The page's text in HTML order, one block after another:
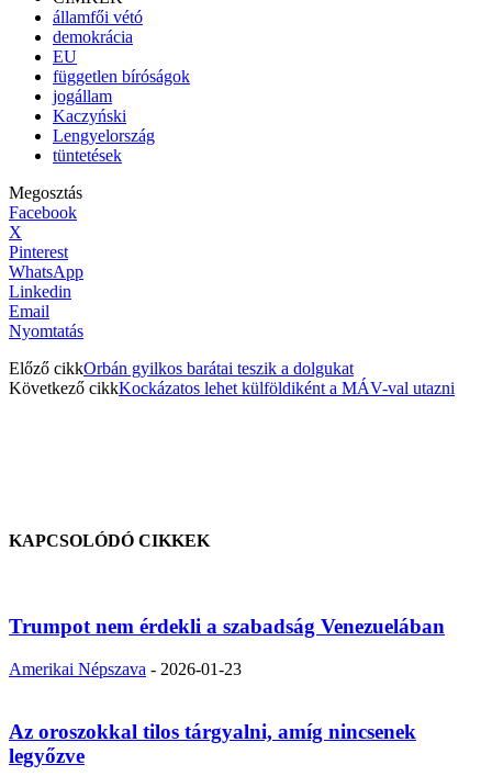
államfői vétó
demokrácia
EU
független bíróságok
jogállam
Kaczyński
Lengyelország
tüntetések
Megosztás
Facebook
X
Pinterest
WhatsApp
Linkedin
Email
Nyomtatás
Előző cikkOrbán gyilkos barátai teszik a dolgukat
Következő cikkKockázatos lehet külföldiként a MÁV-val utazni
KAPCSOLÓDÓ CIKKEK
Trumpot nem érdekli a szabadság Venezuelában
Amerikai Népszava - 2026-01-23
Az oroszokkal tilos tárgyalni, amíg nincsenek
legyőzve